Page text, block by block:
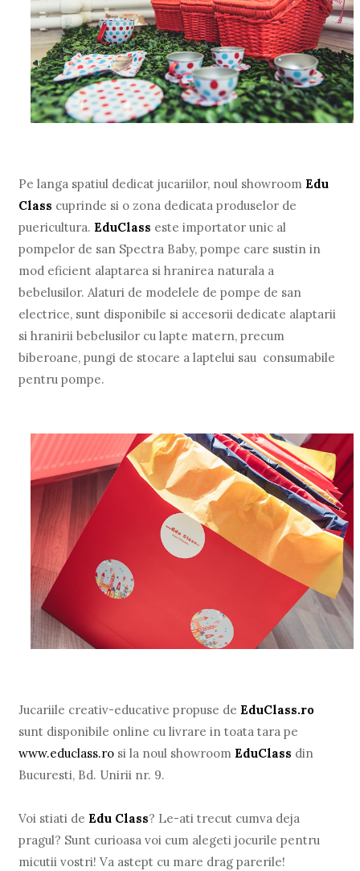
Pe langa spatiul dedicat jucariilor, noul showroom Edu
Class cuprinde si o zona dedicata produselor de
puericultura. EduClass este importator unic al
pompelor de san Spectra Baby, pompe care sustin in
mod eficient alaptarea si hranirea naturala a
bebelusilor. Alaturi de modelele de pompe de san
electrice, sunt disponibile si accesorii dedicate alaptarii
si hranirii bebelusilor cu lapte matern, precum
biberoane, pungi de stocare a laptelui sau consumabile
pentru pompe.
Jucariile creativ-educative propuse de EduClass.ro
sunt disponibile online cu livrare in toata tara pe
www.educlass.ro si la noul showroom EduClass din
Bucuresti, Bd. Unirii nr. 9.
Voi stiati de Edu Class? Le-ati trecut cumva deja
pragul? Sunt curioasa voi cum alegeti jocurile pentru
micutii vostri! Va astept cu mare drag parerile!